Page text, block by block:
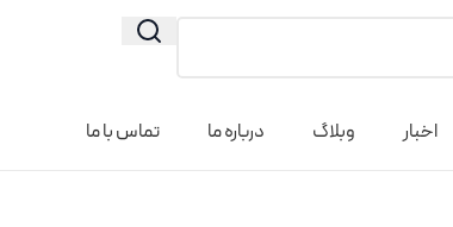
اخبار وبلاگ درباره ما تماس با ما